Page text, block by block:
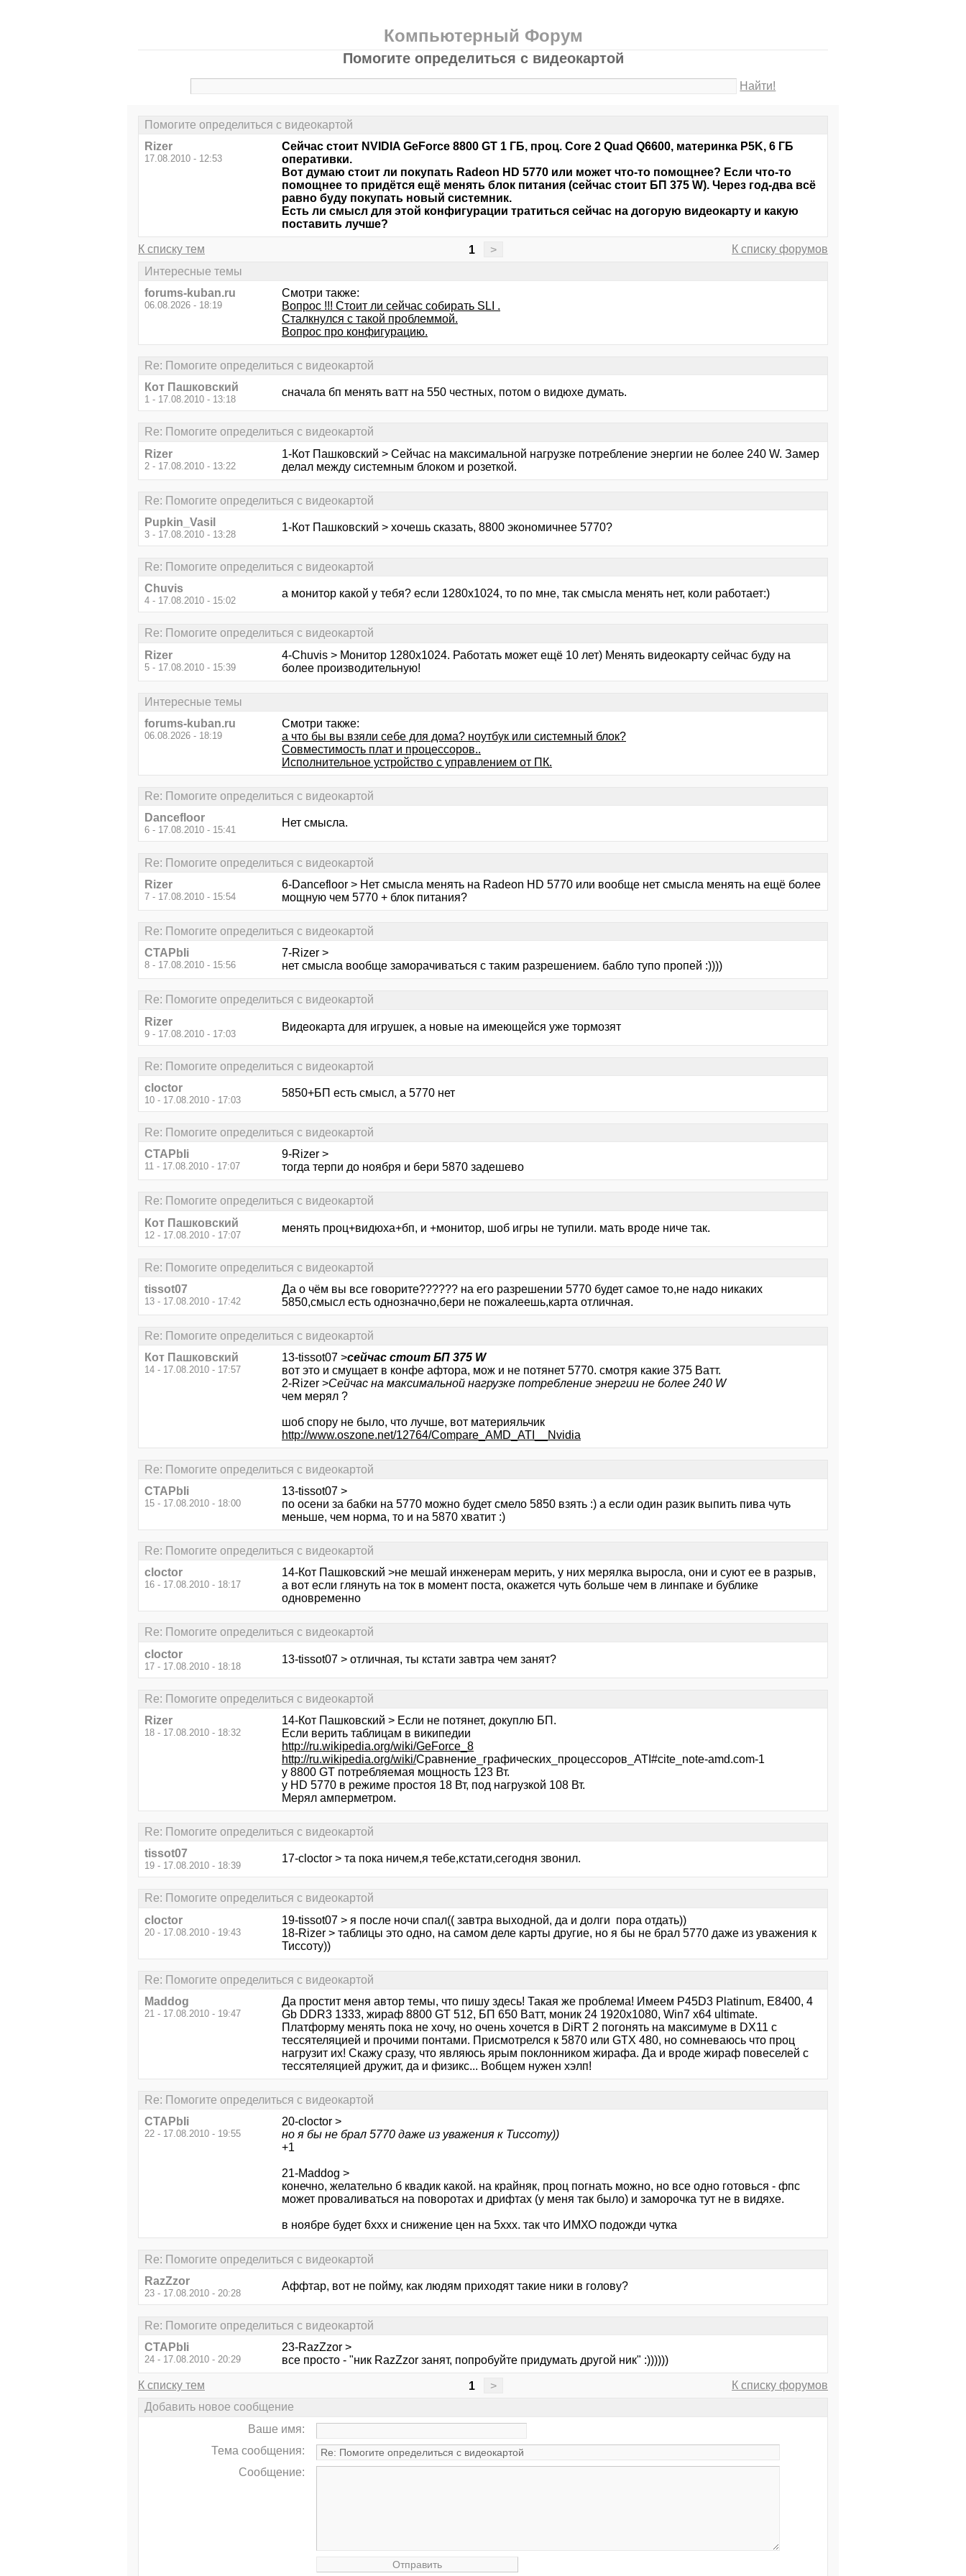
Компьютерный Форум
Помогите определиться с видеокартой
Найти!
Помогите определиться с видеокартой
Rizer
17.08.2010 - 12:53
Сейчас стоит NVIDIA GeForce 8800 GT 1 ГБ, проц. Core 2 Quad Q6600, материнка P5K, 6 ГБ
оперативки.
Вот думаю стоит ли покупать Radeon HD 5770 или может что-то помощнее? Если что-то
помощнее то придётся ещё менять блок питания (сейчас стоит БП 375 W). Через год-два всё
равно буду покупать новый системник.
Есть ли смысл для этой конфигурации тратиться сейчас на догорую видеокарту и какую
поставить лучше?
К списку тем 1 >
К списку форумов
Интересные темы
forums-kuban.ru
06.08.2026 - 18:19
Смотри также:
Вопрос !!! Стоит ли сейчас собирать SLI .
Сталкнулся с такой проблеммой.
Вопрос про конфигурацию.
Re: Помогите определиться с видеокартой
Кот Пашковский
1 - 17.08.2010 - 13:18
сначала бп менять ватт на 550 честных, потом о видюхе думать.
Re: Помогите определиться с видеокартой
Rizer
2 - 17.08.2010 - 13:22
1-Кот Пашковский > Сейчас на максимальной нагрузке потребление энергии не более 240 W. Замер
делал между системным блоком и розеткой.
Re: Помогите определиться с видеокартой
Pupkin_Vasil
3 - 17.08.2010 - 13:28
1-Кот Пашковский > хочешь сказать, 8800 экономичнее 5770?
Re: Помогите определиться с видеокартой
Chuvis
4 - 17.08.2010 - 15:02
а монитор какой у тебя? если 1280х1024, то по мне, так смысла менять нет, коли работает:)
Re: Помогите определиться с видеокартой
Rizer
5 - 17.08.2010 - 15:39
4-Chuvis > Монитор 1280х1024. Работать может ещё 10 лет) Менять видеокарту сейчас буду на
более производительную!
Интересные темы
forums-kuban.ru
06.08.2026 - 18:19
Смотри также:
а что бы вы взяли себе для дома? ноутбук или системный блок?
Совместимость плат и процессоров..
Исполнительное устройство с управлением от ПК.
Re: Помогите определиться с видеокартой
Dancefloor
6 - 17.08.2010 - 15:41
Нет смысла.
Re: Помогите определиться с видеокартой
Rizer
7 - 17.08.2010 - 15:54
6-Dancefloor > Нет смысла менять на Radeon HD 5770 или вообще нет смысла менять на ещё более
мощную чем 5770 + блок питания?
Re: Помогите определиться с видеокартой
CTAPbIi
8 - 17.08.2010 - 15:56
7-Rizer >
нет смысла вообще заморачиваться с таким разрешением. бабло тупо пропей :))))
Re: Помогите определиться с видеокартой
Rizer
9 - 17.08.2010 - 17:03
Видеокарта для игрушек, а новые на имеющейся уже тормозят
Re: Помогите определиться с видеокартой
cloctor
10 - 17.08.2010 - 17:03
5850+БП есть смысл, а 5770 нет
Re: Помогите определиться с видеокартой
CTAPbIi
11 - 17.08.2010 - 17:07
9-Rizer >
тогда терпи до ноября и бери 5870 задешево
Re: Помогите определиться с видеокартой
Кот Пашковский
12 - 17.08.2010 - 17:07
менять проц+видюха+бп, и +монитор, шоб игры не тупили. мать вроде ниче так.
Re: Помогите определиться с видеокартой
tissot07
13 - 17.08.2010 - 17:42
Да о чём вы все говорите?????? на его разрешении 5770 будет самое то,не надо никаких
5850,смысл есть однозначно,бери не пожалеешь,карта отличная.
Re: Помогите определиться с видеокартой
Кот Пашковский
14 - 17.08.2010 - 17:57
13-tissot07 >сейчас стоит БП 375 W
вот это и смущает в конфе афтора, мож и не потянет 5770. смотря какие 375 Ватт.
2-Rizer >Сейчас на максимальной нагрузке потребление энергии не более 240 W
чем мерял ?
шоб спору не было, что лучше, вот материяльчик
http://www.oszone.net/12764/Compare_AMD_ATI__Nvidia
Re: Помогите определиться с видеокартой
CTAPbIi
15 - 17.08.2010 - 18:00
13-tissot07 >
по осени за бабки на 5770 можно будет смело 5850 взять :) а если один разик выпить пива чуть
меньше, чем норма, то и на 5870 хватит :)
Re: Помогите определиться с видеокартой
cloctor
16 - 17.08.2010 - 18:17
14-Кот Пашковский >не мешай инженерам мерить, у них мерялка выросла, они и суют ее в разрыв,
а вот если глянуть на ток в момент поста, окажется чуть больше чем в линпаке и бублике
одновременно
Re: Помогите определиться с видеокартой
cloctor
17 - 17.08.2010 - 18:18
13-tissot07 > отличная, ты кстати завтра чем занят?
Re: Помогите определиться с видеокартой
Rizer
18 - 17.08.2010 - 18:32
14-Кот Пашковский > Если не потянет, докуплю БП.
Если верить таблицам в википедии
http://ru.wikipedia.org/wiki/GeForce_8
http://ru.wikipedia.org/wiki/Сравнение_графических_процессоров_ATI#cite_note-amd.com-1
у 8800 GT потребляемая мощность 123 Вт.
у HD 5770 в режиме простоя 18 Вт, под нагрузкой 108 Вт.
Мерял амперметром.
Re: Помогите определиться с видеокартой
tissot07
19 - 17.08.2010 - 18:39
17-cloctor > та пока ничем,я тебе,кстати,сегодня звонил.
Re: Помогите определиться с видеокартой
cloctor
20 - 17.08.2010 - 19:43
19-tissot07 > я после ночи спал(( завтра выходной, да и долги пора отдать))
18-Rizer > таблицы это одно, на самом деле карты другие, но я бы не брал 5770 даже из уважения к
Тиссоту))
Re: Помогите определиться с видеокартой
Maddog
21 - 17.08.2010 - 19:47
Да простит меня автор темы, что пишу здесь! Такая же проблема! Имеем Р45D3 Platinum, E8400, 4
Gb DDR3 1333, жираф 8800 GT 512, БП 650 Ватт, моник 24 1920х1080, Win7 х64 ultimаtе.
Платформу менять пока не хочу, но очень хочется в DiRT 2 погонять на максимуме в DХ11 с
тессятеляцией и прочими понтами. Присмотрелся к 5870 или GTX 480, но сомневаюсь что проц
нагрузит их! Скажу сразу, что являюсь ярым поклонником жирафа. Да и вроде жираф повеселей с
тессятеляцией дружит, да и физикс... Вобщем нужен хэлп!
Re: Помогите определиться с видеокартой
CTAPbIi
22 - 17.08.2010 - 19:55
20-cloctor >
но я бы не брал 5770 даже из уважения к Тиссоту))
+1
21-Maddog >
конечно, желательно б квадик какой. на крайняк, проц погнать можно, но все одно готовься - фпс
может проваливаться на поворотах и дрифтах (у меня так было) и заморочка тут не в видяхе.
в ноябре будет 6ххх и снижение цен на 5ххх. так что ИМХО подожди чутка
Re: Помогите определиться с видеокартой
RazZzor
23 - 17.08.2010 - 20:28
Аффтар, вот не пойму, как людям приходят такие ники в голову?
Re: Помогите определиться с видеокартой
CTAPbIi
24 - 17.08.2010 - 20:29
23-RazZzor >
все просто - "ник RazZzor занят, попробуйте придумать другой ник" :))))))
К списку тем 1 >
К списку форумов
Добавить новое сообщение
Ваше имя:
Тема сообщения:
Сообщение: